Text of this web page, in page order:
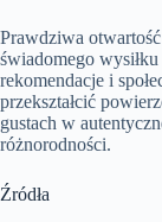
Prawdziwa
świadomego
rekomendacje i
przekształcić
gustach w
różnorodności.
Źródła